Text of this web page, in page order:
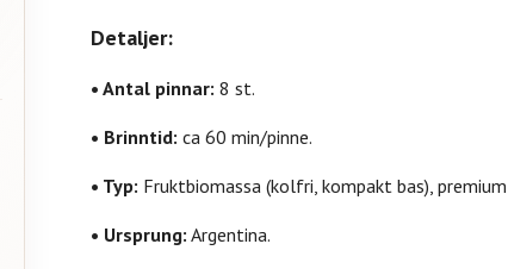
Detaljer:
• Antal pinnar: 8 st.
• Brinntid: ca 60 min/pinne.
• Typ: Fruktbiomassa (kolfri, kompakt bas),
• Ursprung: Argentina.